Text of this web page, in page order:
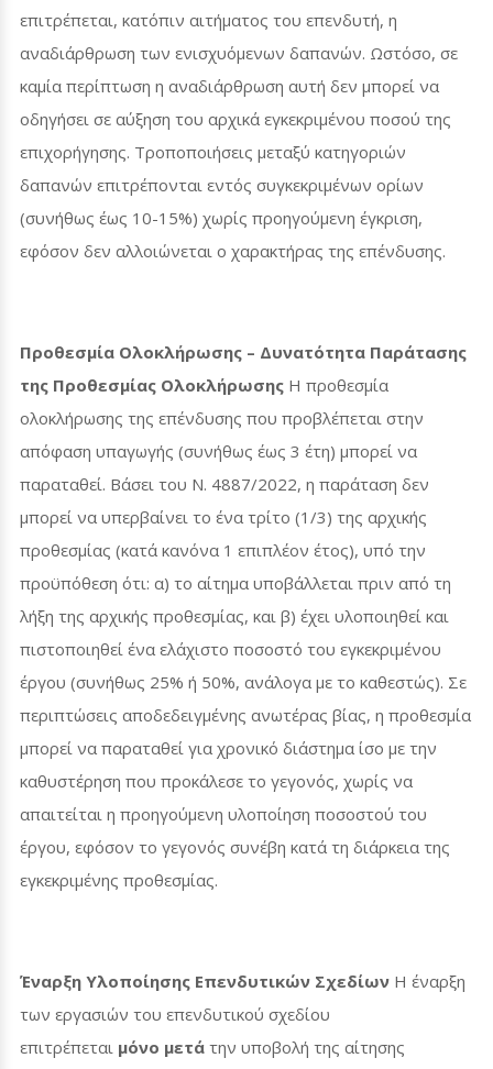
επιτρέπεται, κατόπιν αιτήματος του επενδυτή, η
αναδιάρθρωση των ενισχυόμενων δαπανών. Ωστόσο, σε
καμία περίπτωση η αναδιάρθρωση αυτή δεν μπορεί να
οδηγήσει σε αύξηση του αρχικά εγκεκριμένου ποσού της
επιχορήγησης. Τροποποιήσεις μεταξύ κατηγοριών
δαπανών επιτρέπονται εντός συγκεκριμένων ορίων
(συνήθως έως 10-15%) χωρίς προηγούμενη έγκριση,
εφόσον δεν αλλοιώνεται ο χαρακτήρας της επένδυσης.
Προθεσμία Ολοκλήρωσης – Δυνατότητα Παράτασης
της Προθεσμίας Ολοκλήρωσης Η προθεσμία
ολοκλήρωσης της επένδυσης που προβλέπεται στην
απόφαση υπαγωγής (συνήθως έως 3 έτη) μπορεί να
παραταθεί. Βάσει του Ν. 4887/2022, η παράταση δεν
μπορεί να υπερβαίνει το ένα τρίτο (1/3) της αρχικής
προθεσμίας (κατά κανόνα 1 επιπλέον έτος), υπό την
προϋπόθεση ότι: α) το αίτημα υποβάλλεται πριν από τη
λήξη της αρχικής προθεσμίας, και β) έχει υλοποιηθεί και
πιστοποιηθεί ένα ελάχιστο ποσοστό του εγκεκριμένου
έργου (συνήθως 25% ή 50%, ανάλογα με το καθεστώς). Σε
περιπτώσεις αποδεδειγμένης ανωτέρας βίας, η προθεσμία
μπορεί να παραταθεί για χρονικό διάστημα ίσο με την
καθυστέρηση που προκάλεσε το γεγονός, χωρίς να
απαιτείται η προηγούμενη υλοποίηση ποσοστού του
έργου, εφόσον το γεγονός συνέβη κατά τη διάρκεια της
εγκεκριμένης προθεσμίας.
Έναρξη Υλοποίησης Επενδυτικών Σχεδίων Η έναρξη
των εργασιών του επενδυτικού σχεδίου
επιτρέπεται μόνο μετά την υποβολή της αίτησης